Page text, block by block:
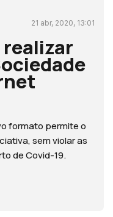
21 abr, 2020, 13:01
realizar
formato permite o
sem violar as
de Covid-19.